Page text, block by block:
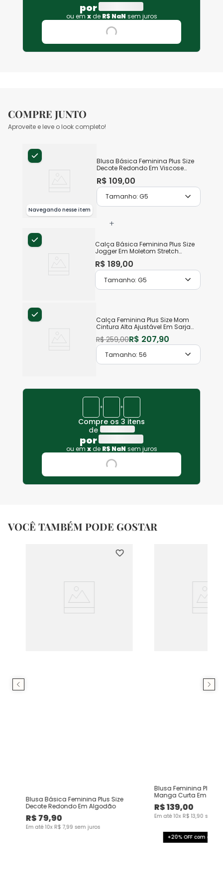
por
ou em x de R$ NaN sem juros
COMPRE JUNTO
Aproveite e leve o look completo!
Navegando nesse item
Blusa Básica Feminina Plus Size
Decote Redondo Em Viscose
R$ 109,00
Tamanho:G5
+
Calça Básica Feminina Plus Size
Jogger Em Moletom Stretch
R$ 189,00
Tamanho: G5
Calça Feminina Plus Size Mom
Cintura Alta Ajustável Em Sarja
R$ 259,00R$ 207,90
Tamanho: 56
+ +
Compre os 3 itens
de
por
ou em x de R$ NaN sem juros
VOCÊ TAMBÉM PODE GOSTAR
Blusa Básica Feminina Plus Size
Decote Redondo Em Algodão
R$79,90
Em até10xR$ 7,99 sem juros
Blusa Feminina Plus
Manga Curta Em
Rajada
R$139,00
Em até10x R$ 13,90 sem
+20% OFF com o